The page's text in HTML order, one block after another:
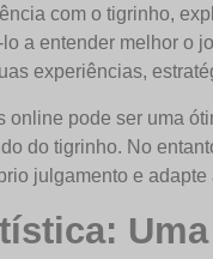
com o tigrinho,
a entender melhor o
experiências,
online pode ser uma
do tigrinho. No
julgamento e